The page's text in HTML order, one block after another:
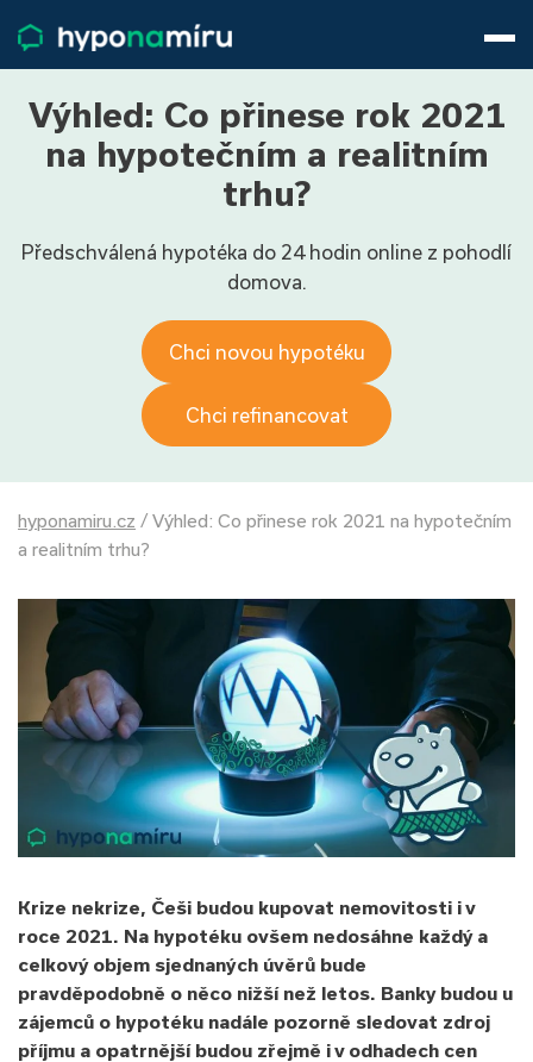
Životní pojištění
Pojištění nemovitosti
Články
O nás
Přihlásit
Výhled: Co přinese rok 2021
na hypotečním a realitním
trhu?
Předschválená hypotéka do 24 hodin online z pohodlí
domova.
Chci novou hypotéku
Chci refinancovat
hyponamiru.cz / Výhled: Co přinese rok 2021 na hypotečním
a realitním trhu?
Krize nekrize, Češi budou kupovat nemovitosti i v
roce 2021. Na hypotéku ovšem nedosáhne každý a
celkový objem sjednaných úvěrů bude
pravděpodobně o něco nižší než letos. Banky budou u
zájemců o hypotéku nadále pozorně sledovat zdroj
příjmu a opatrnější budou zřejmě i v odhadech cen